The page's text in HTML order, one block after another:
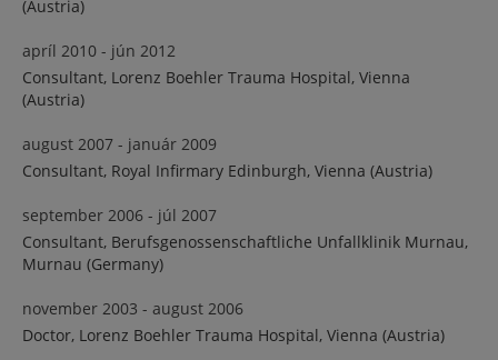
(Austria)
apríl 2010 - jún 2012
Consultant, Lorenz Boehler Trauma Hospital, Vienna
(Austria)
august 2007 - január 2009
Consultant, Royal Infirmary Edinburgh, Vienna (Austria)
september 2006 - júl 2007
Consultant, Berufsgenossenschaftliche Unfallklinik Murnau,
Murnau (Germany)
november 2003 - august 2006
Doctor, Lorenz Boehler Trauma Hospital, Vienna (Austria)